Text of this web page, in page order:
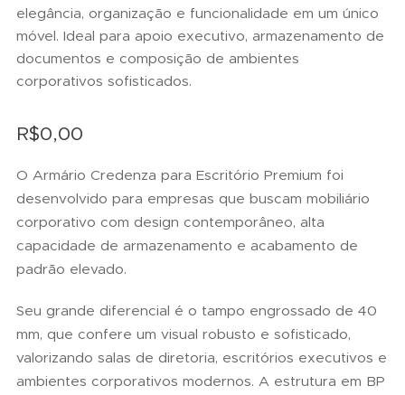
elegância, organização e funcionalidade em um único
móvel. Ideal para apoio executivo, armazenamento de
documentos e composição de ambientes
corporativos sofisticados.
R$0,00
O Armário Credenza para Escritório Premium foi
desenvolvido para empresas que buscam mobiliário
corporativo com design contemporâneo, alta
capacidade de armazenamento e acabamento de
padrão elevado.
Seu grande diferencial é o tampo engrossado de 40
mm, que confere um visual robusto e sofisticado,
valorizando salas de diretoria, escritórios executivos e
ambientes corporativos modernos. A estrutura em BP